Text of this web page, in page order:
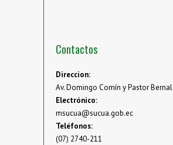
Contactos
Direccion:
Av. Domingo Comín y Pastor Bernal
Electrónico:
msucua@sucua.gob.ec
Teléfonos:
(07) 2740-211